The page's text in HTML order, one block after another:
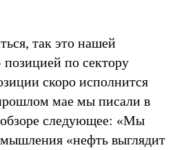
так это нашей
по сектору
скоро исполнится
мае мы писали в
следующее: «Мы
«нефть выглядит